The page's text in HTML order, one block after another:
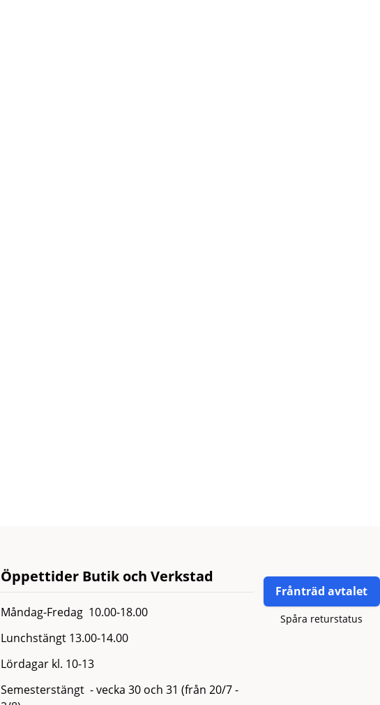
Öppettider Butik och Verkstad
Måndag-Fredag 10.00-18.00
Lunchstängt 13.00-14.00
Lördagar kl. 10-13
Semesterstängt - vecka 30 och 31 (från 20/7 -
Frånträd avtalet
Spåra returstatus